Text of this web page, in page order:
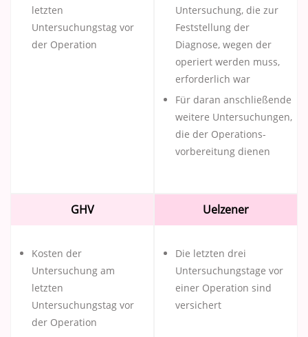
letzten
Untersuchungstag vor
der Operation
Untersuchung, die zur
Feststellung der
Diagnose, wegen der
operiert werden muss,
erforderlich war
Für daran anschließende
weitere Untersuchungen,
die der Operations­
vorbereitung dienen
GHV
Kosten der
Untersuchung am
letzten
Untersuchungstag vor
der Operation
Uelzener
Die letzten drei
Untersuchungstage vor
einer Operation sind
versichert